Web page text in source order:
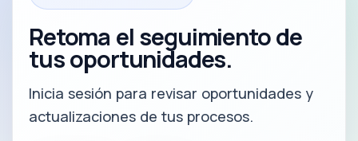
Retoma el seguimiento de
tus oportunidades.
Inicia sesión para revisar oportunidades y
actualizaciones de tus procesos.